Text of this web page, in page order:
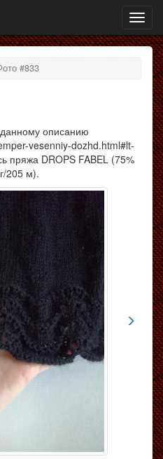
меню
#833
описанию
vesenniy-dozhd.html#lt-
пряжа DROPS FABEL (75%
205 м).